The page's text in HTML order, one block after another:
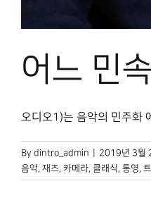
어느 민
오디오1)는 음악의 민주화
By dintro_admin 2019년 3월
음악 재즈 카메라 클래식 통영